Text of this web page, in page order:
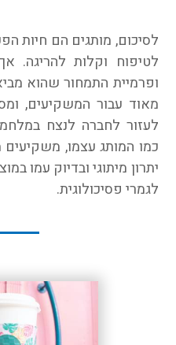
לסיכום, מותגים הם חיות
לטיפוח וקלות להריגה.
ופרמיית התמחור שהוא
מאוד עבור המשקיעים,
לעזור לחברה לנצח
כמו המותג עצמו,
יתרון מיתוגי ובדיוק עמו
לגמרי פסיכולוגית.